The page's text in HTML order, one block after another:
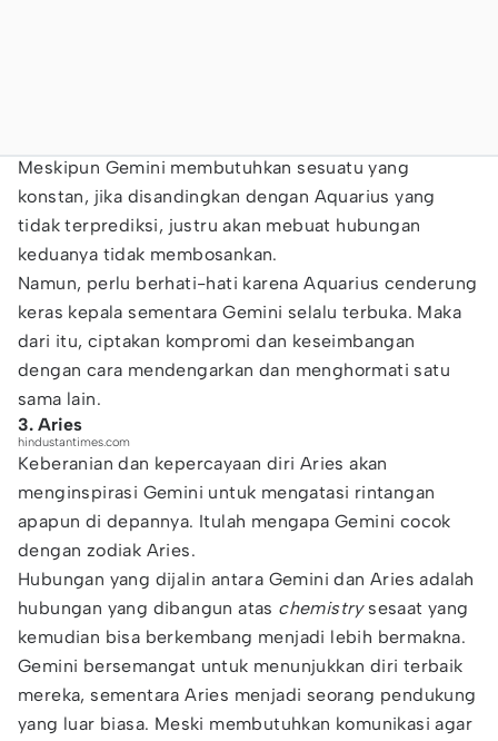
Meskipun Gemini membutuhkan sesuatu yang
konstan, jika disandingkan dengan Aquarius yang
tidak terprediksi, justru akan mebuat hubungan
keduanya tidak membosankan.
Namun, perlu berhati-hati karena Aquarius cenderung
keras kepala sementara Gemini selalu terbuka. Maka
dari itu, ciptakan kompromi dan keseimbangan
dengan cara mendengarkan dan menghormati satu
sama lain.
3. Aries
hindustantimes.com
Keberanian dan kepercayaan diri Aries akan
menginspirasi Gemini untuk mengatasi rintangan
apapun di depannya. Itulah mengapa Gemini cocok
dengan zodiak Aries.
Hubungan yang dijalin antara Gemini dan Aries adalah
hubungan yang dibangun atas chemistry sesaat yang
kemudian bisa berkembang menjadi lebih bermakna.
Gemini bersemangat untuk menunjukkan diri terbaik
mereka, sementara Aries menjadi seorang pendukung
yang luar biasa. Meski membutuhkan komunikasi agar